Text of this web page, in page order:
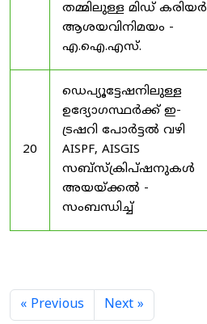
തമ്മിലുള്ള മിഡ് കരിയർ
ആശയവിനിമയം -
എ.ഐ.എസ്.
20
ഡെപ്യൂട്ടേഷനിലുള്ള
ഉദ്യോഗസ്ഥർക്ക് ഇ-
ട്രഷറി പോർട്ടൽ വഴി
AISPF, AISGIS
സബ്‌സ്‌ക്രിപ്‌ഷനുകൾ
അയയ്ക്കൽ -
സംബന്ധിച്ച്
« Previous Next »